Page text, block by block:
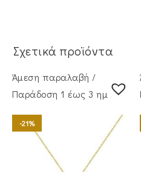
Σχετικά προϊόντα
Άμεση παραλαβή /
Παράδoση 1 έως 3 ημέρες
-21%